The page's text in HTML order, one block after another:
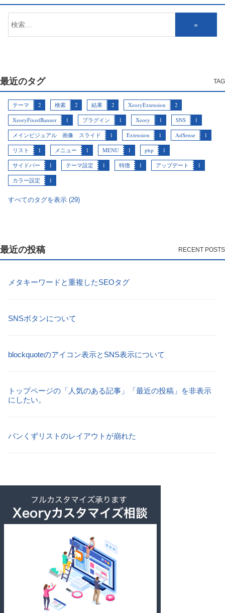
最近のタグ
テーマ 2 検索 2 結果 2 XeoryExtension
2
XeoryFixedBanner
1 プラグイン 1 Xeory 1 SNS
1
メインビジュアル 画像 スライド
1 Extension 1 AdSense
1
リスト
1 メニュー 1 MENU 1 php
1
サイドバー
1 テーマ設定 1 特徴 1 アップデート
1
カラー設定
1
すべてのタグを表示 (29)
最近の投稿
メタキーワードと重複したSEOタグ
SNSボタンについて
blockquoteのアイコン表示とSNS表示について
トップページの「人気のある記事」「最近の投稿」を非表示
にしたい。
パンくずリストのレイアウトが崩れた